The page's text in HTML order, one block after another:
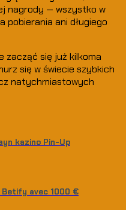
nagrody — wszystko w
pobierania ani długiego
zacząć się już kilkoma
się w świecie szybkich
natychmiastowych
kazino Pin-Up
Betify avec 1000 €